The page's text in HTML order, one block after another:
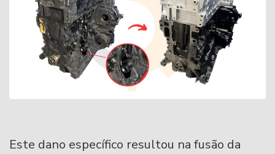
Este dano específico resultou na fusão da